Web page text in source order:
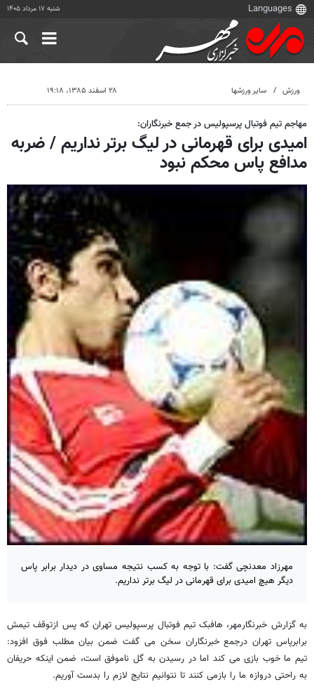
شنبه ۱۷ مرداد ۱۴۰۵
ورزش سایر ورزشها ۲۸ اسفند ۱۳۸۵، ۱۹:۱۸
مهاجم تیم فوتبال پرسپولیس در جمع خبرنگاران:
امیدی برای قهرمانی در لیگ برتر نداریم / ضربه
مدافع پاس محکم نبود
مهرزاد معدنچی گفت: با توجه به کسب نتیجه مساوی در دیدار برابر پاس
دیگر هیچ امیدی برای قهرمانی در لیگ برتر نداریم.
به گزارش خبرنگارمهر، هافبک تیم فوتبال پرسپولیس تهران که پس ازتوقف تیمش
برابرپاس تهران درجمع خبرنگاران سخن می گفت ضمن بیان مطلب فوق افزود:
تیم ما خوب بازی می کند اما در رسیدن به گل ناموفق است، ضمن اینکه حریفان
به راحتی دروازه ما را بازمی کنند تا نتوانیم نتایج لازم را بدست آوریم.